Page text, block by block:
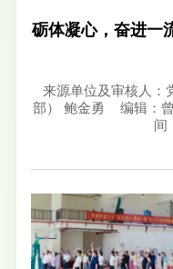
砺体凝心，奋进一
来源单位及审核人：
部） 鲍金勇
编辑：
间